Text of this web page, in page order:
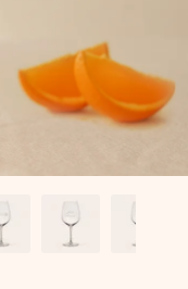
i hendes hjerte.
kærlighed i